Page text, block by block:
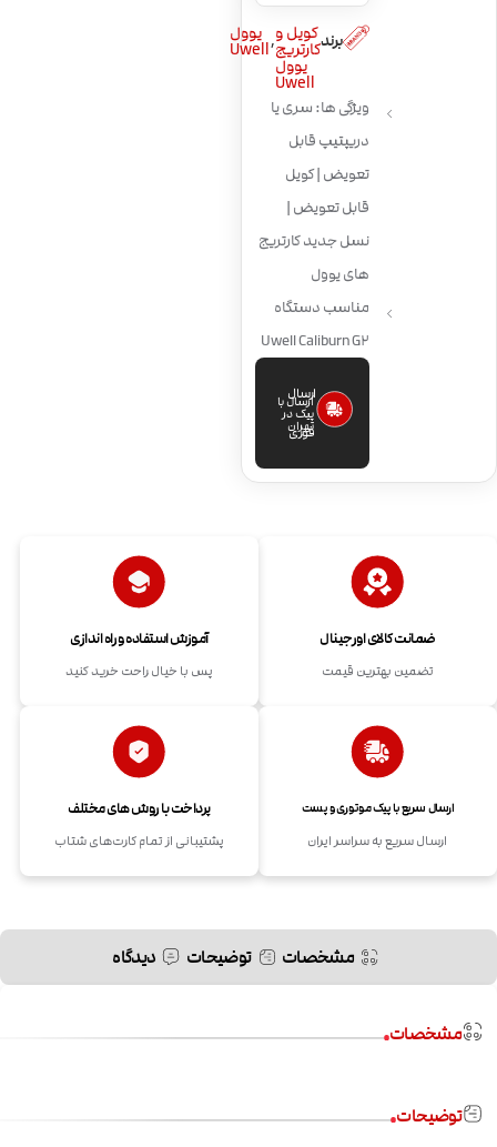
برندکویل و
کارتریج
یوول
Uwell
, یوول
Uwell
ویژگی ها: سری یا
دریپتیپ قابل
تعویض | کویل
قابل تعویض |
نسل جدید کارتریج
های یوول
مناسب دستگاه
Uwell Caliburn G2
ارسال
فوری
ارسال با
پیک در
تهران
ضمانت کالای اورجینال
تضمین بهترین قیمت
آموزش استفاده و راه اندازی
پس با خیال راحت خرید کنید
ارسال سریع با پیک موتوری و پست
ارسال سریع به سراسر ایران
پرداخت با روش های مختلف
پشتیبانی از تمام کارت‌های شتاب
مشخصات توضیحات دیدگاه
مشخصات
توضیحات